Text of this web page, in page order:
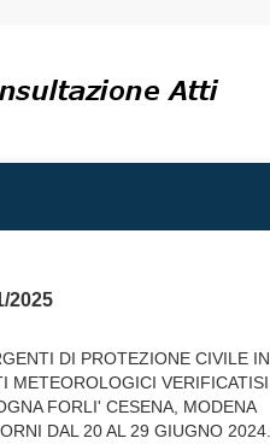
2025
DI PROTEZIONE CIVILE IN
METEOROLOGICI VERIFICATISI
FORLI' CESENA, MODENA
DAL 20 AL 29 GIUGNO 2024.